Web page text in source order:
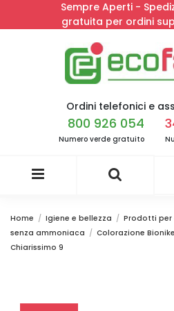
Sempre Aperti -
gratuita per ordini
Ordini telefonici e
800 926 054
Numero verde gratuito
Home Igiene e bellezza Prodotti per
senza ammoniaca
Colorazione
Chiarissimo 9